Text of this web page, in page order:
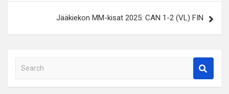
Jääkiekon MM-kisat 2025: CAN 1-2 (VL) FIN
a